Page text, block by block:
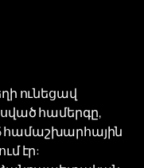
ունեցավ
համերգը,
համաշխարհային
էր: